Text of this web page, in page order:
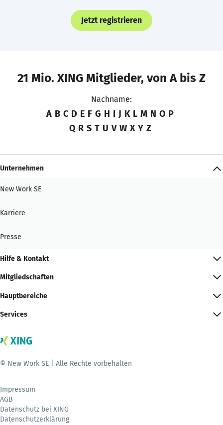
Jetzt registrieren
21 Mio. XING Mitglieder, von A bis Z
Nachname:
A B C D E F G H I J K L M N O P
Q R S T U V W X Y Z
Unternehmen
New Work SE
Karriere
Presse
Hilfe & Kontakt
Mitgliedschaften
Hauptbereiche
Services
© New Work SE | Alle Rechte vorbehalten
Impressum
AGB
Datenschutz bei XING
Datenschutzerklärung